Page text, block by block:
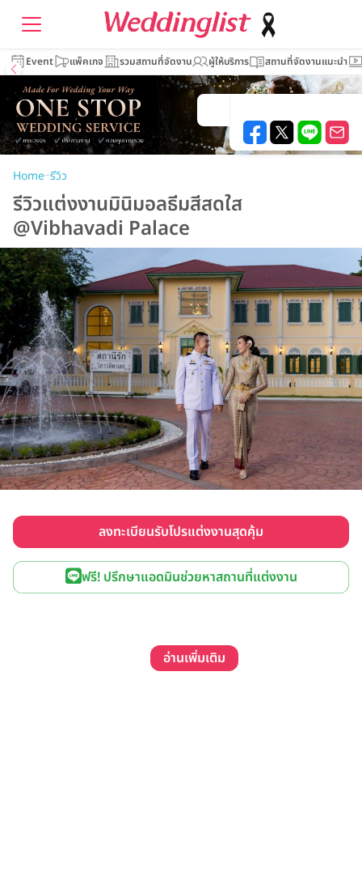
Event แพ็คเกจ รวมสถานที่จัดงาน ผู้ให้บริการ สถานที่จัดงานแนะนำ
Home–รีวิว
รีวิวแต่งงานมินิมอลธีมสีสดใส
@Vibhavadi Palace
ลงทะเบียนรับโปรแต่งงานสุดคุ้ม
ฟรี! ปรึกษาแอดมินช่วยหาสถานที่แต่งงาน
อ่านเพิ่มเติม